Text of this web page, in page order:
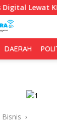
Tematik di
DAERAH